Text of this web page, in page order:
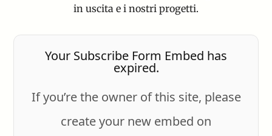
in uscita e i nostri progetti.
Your Subscribe Form Embed has
expired.
If you’re the owner of this site, please
create your new embed on